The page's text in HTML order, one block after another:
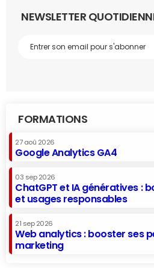
NEWSLETTER
FORMATIONS
27 aoû 2026
Google Analytics GA4
03 sep 2026
ChatGPT et IA génératives :
et usages responsables
21 sep 2026
Web analytics : booster ses
marketing